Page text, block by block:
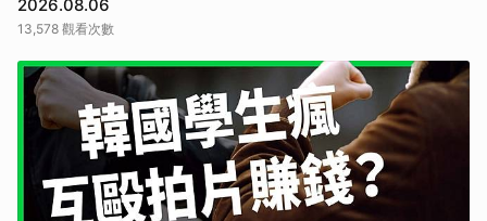
2026.08.06
13,578 觀看次數